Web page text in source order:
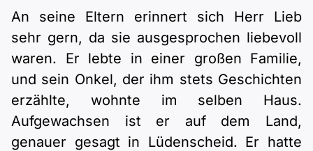
An seine Eltern erinnert sich Herr Lieb
sehr gern, da sie ausgesprochen liebevoll
waren. Er lebte in einer großen Familie,
und sein Onkel, der ihm stets Geschichten
erzählte, wohnte im selben Haus.
Aufgewachsen ist er auf dem Land,
genauer gesagt in Lüdenscheid. Er hatte